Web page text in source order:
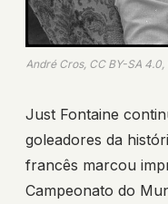
André Cros, CC BY-SA
Just Fontaine
goleadores da
francês marcou
Campeonato do